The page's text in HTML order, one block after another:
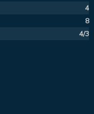
4
8
4/3